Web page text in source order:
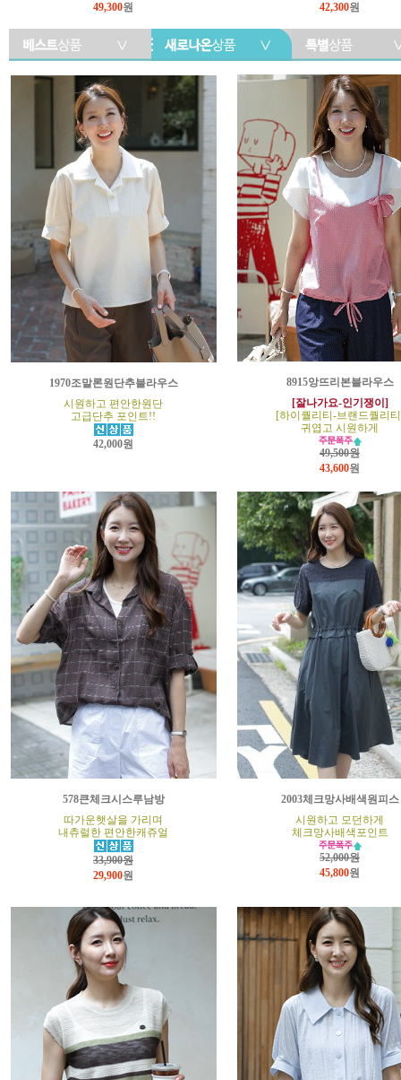
49,300원
42,300원
1970조말론원단추블라우스
시원하고 편안한원단
고급단추 포인트!!
42,000원
8915앙뜨리본블라우스
[잘나가요-인기쟁이]
[하이퀄리티-브랜드퀄리
귀엽고 시원하게
49,500원
43,600원
578큰체크시스루남방
따가운햇살을 가리며
내츄럴한 편안한캐쥬얼
33,900원
29,900원
2003체크망사배색원피스
시원하고 모던하게
체크망사배색포인트
52,000원
45,800원